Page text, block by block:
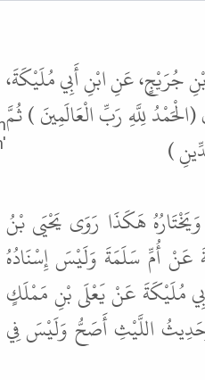
جُرَيْجٍ، عَنِ ابْنِ أَبِي مُلَيْكَةَ،
لِلَّهِ رَبِّ الْعَالَمِينَ ) ثُمَّ
)
هَكَذَا رَوَى يَحْيَى بْنُ
أُمِّ سَلَمَةَ وَلَيْسَ إِسْنَادُهُ
مُلَيْكَةَ عَنْ يَعْلَى بْنِ مَمْلَكٍ
اللَّيْثِ أَصَحُّ وَلَيْسَ فِي